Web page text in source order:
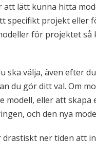
lätt kunna hitta
specifikt projekt eller
för projektet
ska välja, även efter
du gör ditt val. Om
modell, eller att skapa
och den nya
ner tiden att